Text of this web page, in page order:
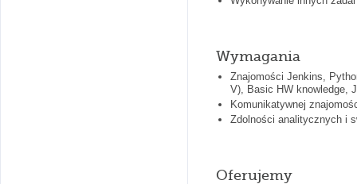
Wymagania
Znajomości Jenkins,
V), Basic HW knowledge,
Komunikatywnej
Zdolności analitycznych i
Oferujemy